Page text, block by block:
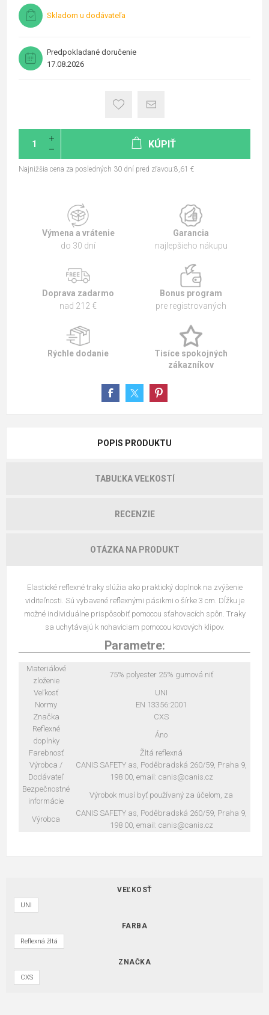
Skladom u dodávateľa
Predpokladané doručenie
17.08.2026
KÚPIŤ
Najnižšia cena za posledných 30 dní pred zľavou:8,61 €
Výmena a vrátenie
do 30 dní
Garancia
najlepšieho nákupu
Doprava zadarmo
nad 212 €
Bonus program
pre registrovaných
Rýchle dodanie
Tisíce spokojných
zákazníkov
POPIS PRODUKTU
TABUĽKA VEĽKOSTÍ
RECENZIE
OTÁZKA NA PRODUKT
Elastické reflexné traky slúžia ako praktický doplnok na zvýšenie
viditeľnosti. Sú vybavené reflexnými pásikmi o šírke 3 cm. Dĺžku je
možné individuálne prispôsobiť pomocou sťahovacích spôn. Traky
sa uchytávajú k nohaviciam pomocou kovových klipov.
Parametre:
Materiálové
zloženie
75% polyester 25% gumová niť
Veľkosť
UNI
Normy
EN 13356:2001
Značka
CXS
Reflexné
doplnky
Áno
Farebnosť
Žltá reflexná
Výrobca /
Dodávateľ
CANIS SAFETY as, Poděbradská 260/59, Praha 9,
198 00, email: canis@canis.cz
Bezpečnostné
informácie
Výrobok musí byť používaný za účelom, za
Výrobca
CANIS SAFETY as, Poděbradská 260/59, Praha 9,
198 00, email: canis@canis.cz
VEĽKOSŤ
UNI
FARBA
Reflexná žltá
ZNAČKA
CXS